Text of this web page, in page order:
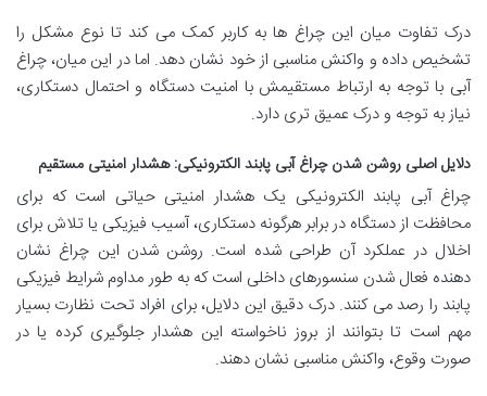
درک تفاوت میان این چراغ ها به کاربر کمک می کند تا نوع مشکل را
تشخیص داده و واکنش مناسبی از خود نشان دهد. اما در این میان، چراغ
آبی با توجه به ارتباط مستقیمش با امنیت دستگاه و احتمال دستکاری،
نیاز به توجه و درک عمیق تری دارد.
دلایل اصلی روشن شدن چراغ آبی پابند الکترونیکی: هشدار امنیتی مستقیم
چراغ آبی پابند الکترونیکی یک هشدار امنیتی حیاتی است که برای
محافظت از دستگاه در برابر هرگونه دستکاری، آسیب فیزیکی یا تلاش برای
اخلال در عملکرد آن طراحی شده است. روشن شدن این چراغ نشان
دهنده فعال شدن سنسورهای داخلی است که به طور مداوم شرایط فیزیکی
پابند را رصد می کنند. درک دقیق این دلایل، برای افراد تحت نظارت بسیار
مهم است تا بتوانند از بروز ناخواسته این هشدار جلوگیری کرده یا در
صورت وقوع، واکنش مناسبی نشان دهند.